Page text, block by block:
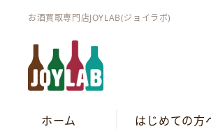
お酒買取専門店JOYLAB(ジョイラボ)
ホーム はじめての方